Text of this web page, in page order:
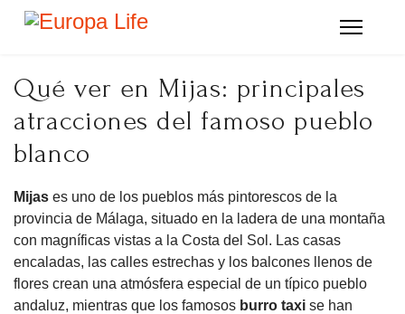
Qué ver en Mijas: principales
atracciones del famoso pueblo
blanco
Mijas es uno de los pueblos más pintorescos de la
provincia de Málaga, situado en la ladera de una montaña
con magníficas vistas a la Costa del Sol. Las casas
encaladas, las calles estrechas y los balcones llenos de
flores crean una atmósfera especial de un típico pueblo
andaluz, mientras que los famosos burro taxi se han